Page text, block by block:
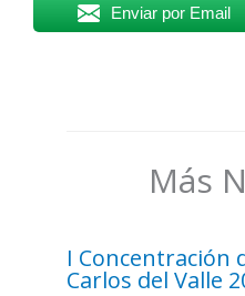
Enviar por Email
Más
I Concentración
Carlos del Valle